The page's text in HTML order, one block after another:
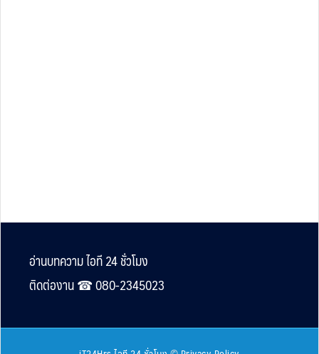
Footer
อ่านบทความ ไอที 24 ชั่วโมง
ติดต่องาน ☎︎ 080-2345023